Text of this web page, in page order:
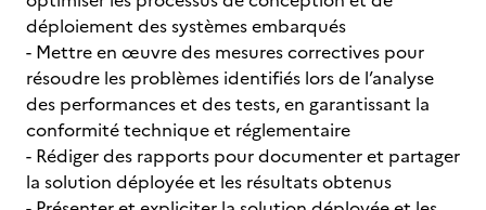
déploiement des systèmes embarqués
- Mettre en œuvre des mesures correctives pour
résoudre les problèmes identifiés lors de l’analyse
des performances et des tests, en garantissant la
conformité technique et réglementaire
- Rédiger des rapports pour documenter et partager
la solution déployée et les résultats obtenus